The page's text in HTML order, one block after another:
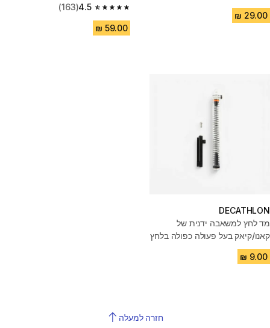
4.5
4.5 out of 5 stars from 163 reviews
(163)
DECATHLON
מד לחץ למשאבה ידנית של
קאנו/קיאק בעל פעולה כפולה בלחץ
נמוך: 0-10 PSI
חזרה למעלה